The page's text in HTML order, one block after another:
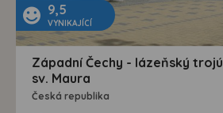
9,5
VYNIKAJÍCÍ
Západní Čechy - lázeňský
sv. Maura
Česká republika